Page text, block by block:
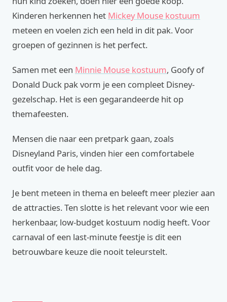
Kinderen herkennen het Mickey Mouse kostuum
meteen en voelen zich een held in dit pak. Voor
groepen of gezinnen is het perfect.
Samen met een Minnie Mouse kostuum, Goofy of
Donald Duck pak vorm je een compleet Disney-
gezelschap. Het is een gegarandeerde hit op
themafeesten.
Mensen die naar een pretpark gaan, zoals
Disneyland Paris, vinden hier een comfortabele
outfit voor de hele dag.
Je bent meteen in thema en beleeft meer plezier aan
de attracties. Ten slotte is het relevant voor wie een
herkenbaar, low-budget kostuum nodig heeft. Voor
carnaval of een last-minute feestje is dit een
betrouwbare keuze die nooit teleurstelt.